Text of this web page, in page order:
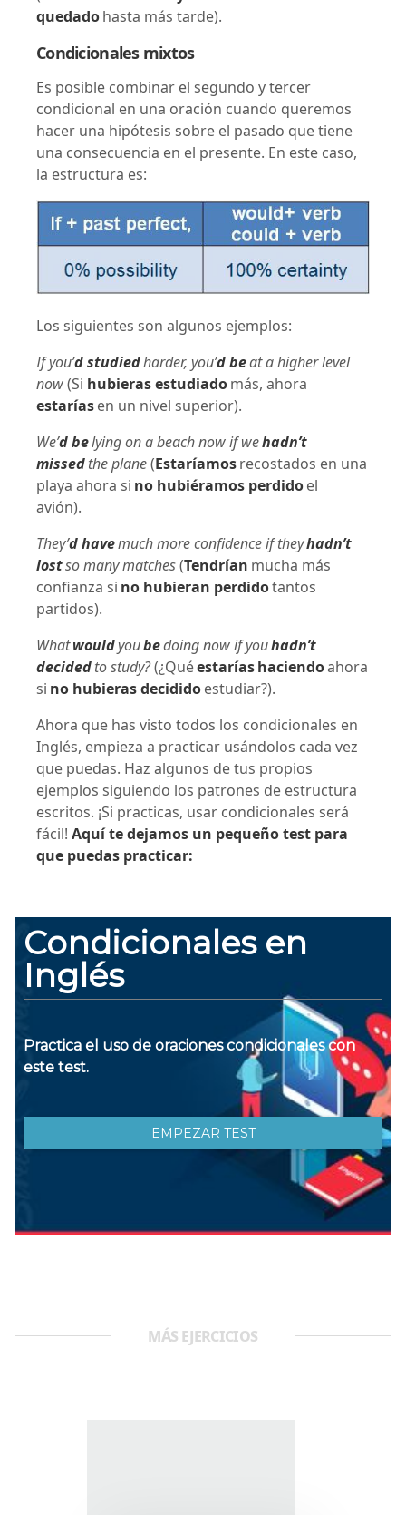
quedadohasta más tarde).
Condicionales mixtos
Es posible combinar el segundo y tercer
condicional en una oración cuando queremos
hacer una hipótesis sobre el pasado que tiene
una consecuencia en el presente. En este caso,
la estructura es:
Los siguientes son algunos ejemplos:
If you’d studiedharder, you’d beat a higher level
now(Si hubieras estudiadomás, ahora
estaríasen un nivel superior).
We’d belying on a beach now if wehadn’t
missedthe plane(Estaríamosrecostados en una
playa ahora si no hubiéramos perdidoel
avión).
They’d havemuch more confidence if theyhadn’t
lostso many matches(Tendrían mucha más
confianza si no hubieran perdidotantos
partidos).
Whatwouldyoubedoing now if youhadn’t
decidedto study?(¿Quéestaríashaciendoahora
si no hubieras decididoestudiar?).
Ahora que has visto todos los condicionales en
Inglés, empieza a practicar usándolos cada vez
que puedas. Haz algunos de tus propios
ejemplos siguiendo los patrones de estructura
escritos. ¡Si practicas, usar condicionales será
fácil! Aquí te dejamos un pequeño test para
que puedas practicar:
MÁS EJERCICIOS